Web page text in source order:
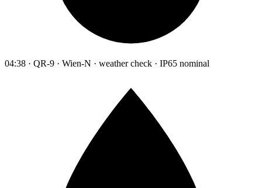
04:38 · QR-9 · Wien-N · weather check · IP65 nominal